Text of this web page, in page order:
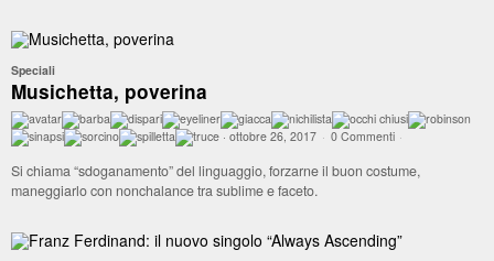
Speciali
Musichetta, poverina
· ottobre 26, 2017 · 0 Commenti ·
Si chiama “sdoganamento” del linguaggio, forzarne il buon costume,
maneggiarlo con nonchalance tra sublime e faceto.